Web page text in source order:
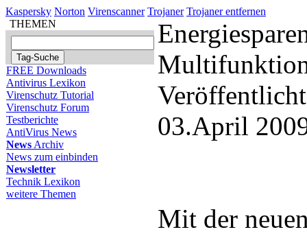
Kaspersky Norton Virenscanner Trojaner Trojaner entfernen
THEMEN
FREE Downloads
Antivirus Lexikon
Virenschutz Tutorial
Virenschutz Forum
Testberichte
AntiVirus News
News Archiv
News zum einbinden
Newsletter
Technik Lexikon
weitere Themen
03.April
Mit der